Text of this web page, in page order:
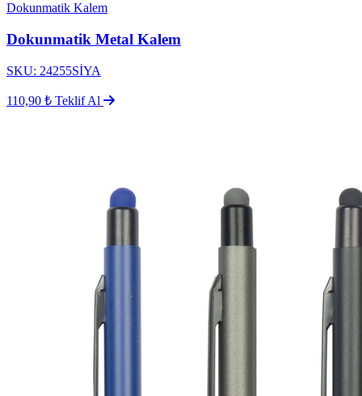
Dokunmatik Kalem
Dokunmatik Metal Kalem
SKU: 24255SİYA
110,90 ₺ Teklif Al